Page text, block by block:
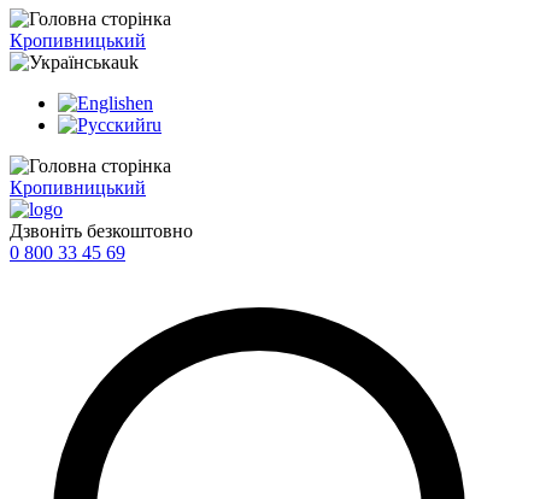
Кропивницький
uk
en
ru
Кропивницький
Дзвоніть безкоштовно
0 800 33 45 69